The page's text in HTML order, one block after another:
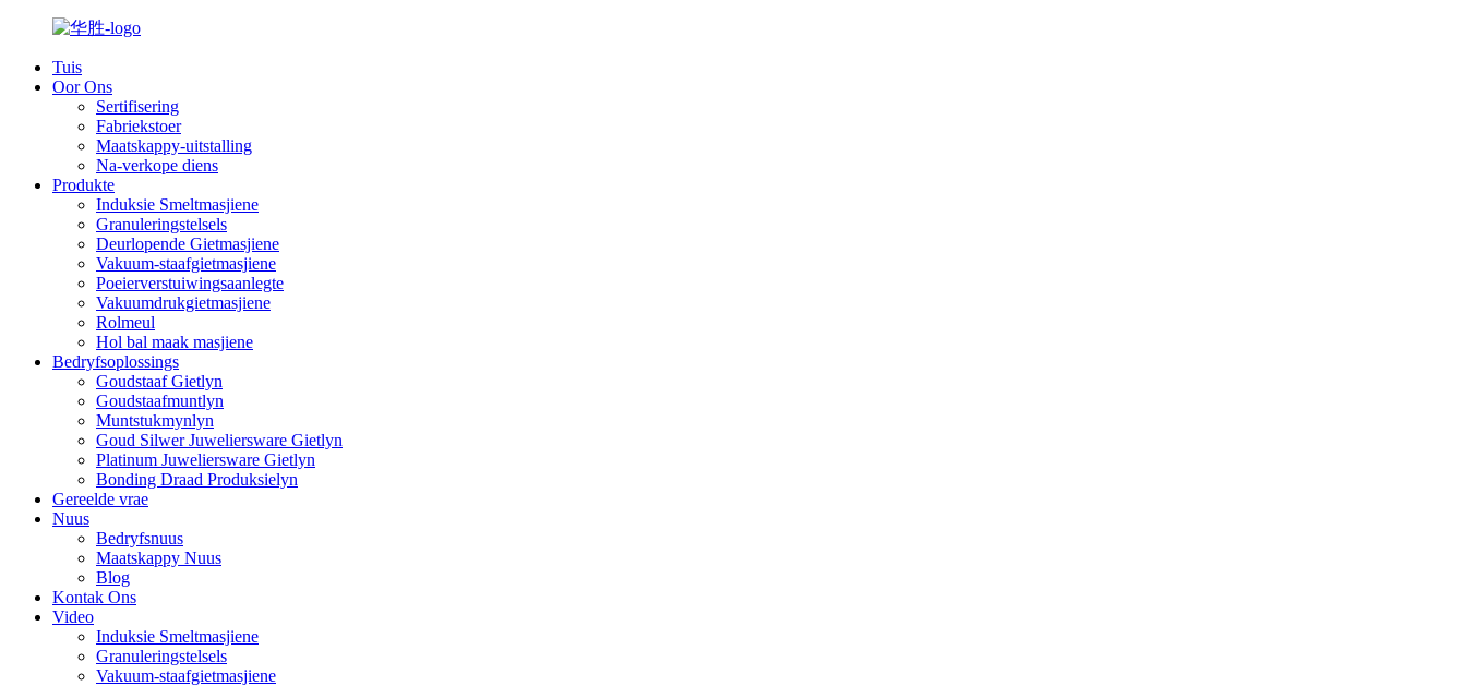
Tuis
Oor Ons
Sertifisering
Fabriekstoer
Maatskappy-uitstalling
Na-verkope diens
Produkte
Induksie Smeltmasjiene
Granuleringstelsels
Deurlopende Gietmasjiene
Vakuum-staafgietmasjiene
Poeierverstuiwingsaanlegte
Vakuumdrukgietmasjiene
Rolmeul
Hol bal maak masjiene
Bedryfsoplossings
Goudstaaf Gietlyn
Goudstaafmuntlyn
Muntstukmynlyn
Goud Silwer Juweliersware Gietlyn
Platinum Juweliersware Gietlyn
Bonding Draad Produksielyn
Gereelde vrae
Nuus
Bedryfsnuus
Maatskappy Nuus
Blog
Kontak Ons
Video
Induksie Smeltmasjiene
Granuleringstelsels
Vakuum-staafgietmasjiene